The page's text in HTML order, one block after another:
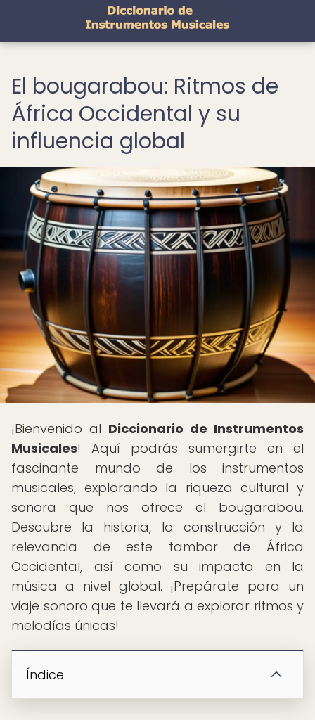
El bougarabou: Ritmos de
África Occidental y su
influencia global
¡Bienvenido al Diccionario de Instrumentos
Musicales! Aquí podrás sumergirte en el
fascinante mundo de los instrumentos
musicales, explorando la riqueza cultural y
sonora que nos ofrece el bougarabou.
Descubre la historia, la construcción y la
relevancia de este tambor de África
Occidental, así como su impacto en la
música a nivel global. ¡Prepárate para un
viaje sonoro que te llevará a explorar ritmos y
melodías únicas!
Índice